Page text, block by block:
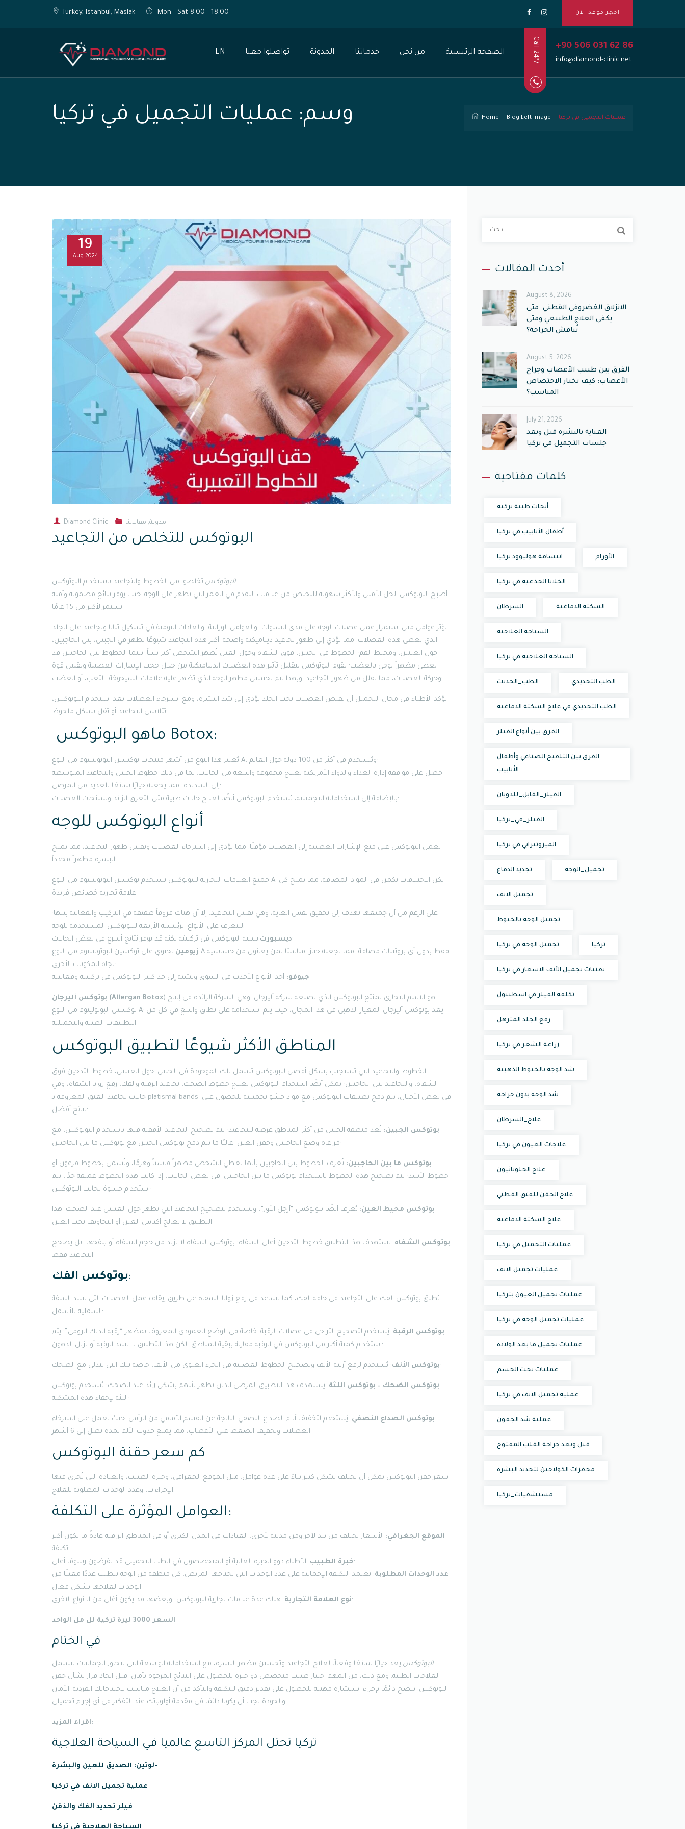
Turkey, Istanbul, Maslak Mon - Sat 8.00 - 18.00 احجز موعد الآن
Call 24*7 +90 506 031 62 86
info@diamond-clinic.net
EN تواصلوا معنا المدونة خدماتنا من نحن الصفحة الرئيسية
وسم: عمليات التجميل في تركيا Home Blog Left Image عمليات التجميل في تركيا
19
Aug 2024
Diamond Clinic مدونة, مقالاتنا
البوتوكس للتخلص من التجاعيد
البوتوكس:تخلصوا من الخطوط والتجاعيد باستخدام البوتوكس
أصبح البوتوكس الحل الأمثل والأكثر سهولة للتخلص من علامات التقدم في العمر التي تظهر على الوجه. حيث يوفر نتائج مضمونة وآمنة
تستمر لأكثر من 15 عامًا·
تؤثر عوامل مثل استمرار عمل عضلات الوجه على مدى السنوات، والعوامل الوراثية، والعادات اليومية في تشكيل ثنايا وتجاعيد على الجلد
الذي يغطي هذه العضلات. مما يؤدي إلى ظهور تجاعيد ديناميكية واضحة· أكثر هذه التجاعيد شيوعًا تظهر في الجبين، بين الحاجبين،
حول العينين، ومحيط الفم· الخطوط في الجبين، فوق الشفاه وحول العين تُظهر الشخص أكبر سناً. بينما الخطوط بين الحاجبين قد
تعطي مظهراً يوحي بالغضب· يقوم البوتوكس بتقليل تأثير هذه العضلات الديناميكية من خلال حجب الإشارات العصبية وتقليل قوة
وحركة العضلات، مما يقلل من ظهور التجاعيد. وبهذا يتم تحسين مظهر الوجه الذي تظهر عليه علامات الشيخوخة، التعب، أو الغضب·
يؤكد الأطباء في مجال التجميل أن تقلص العضلات تحت الجلد يؤدي إلى شد البشرة، ومع استرخاء العضلات بعد استخدام البوتوكس،
تتلاشى التجاعيد أو تقل بشكل ملحوظ·
ماهو البوتوكس Botox:
يُعتبر هذا النوع من أشهر منتجات توكسين البوتولينيوم من النوع A، ويُستخدم في أكثر من 100 دولة حول العالم·
حصل على موافقة إدارة الغذاء والدواء الأمريكية لعلاج مجموعة واسعة من الحالات. بما في ذلك خطوط الجبين والتجاعيد المتوسطة
إلى الشديدة، مما يجعله خيارًا شائعًا للعديد من المرضى·
بالإضافة إلى استخداماته التجميلية، يُستخدم البوتوكس أيضًا لعلاج حالات طبية مثل التعرق الزائد وتشنجات العضلات·
أنواع البوتوكس للوجه
يعمل البوتوكس على منع الإشارات العصبية إلى العضلات مؤقتًا. مما يؤدي إلى استرخاء العضلات وتقليل ظهور التجاعيد، مما يمنح
البشرة مظهراً مجدداً·
جميع العلامات التجارية للبوتوكس تستخدم توكسين البوتولينيوم من النوع A. لكن الاختلافات تكمن في المواد المضافة، مما يمنح كل
علامة تجارية خصائص فريدة·
على الرغم من أن جميعها تهدف إلى تحقيق نفس الغاية، وهي تقليل التجاعيد. إلا أن هناك فروقاً طفيفة في التركيب والفعالية بينها·
لنتعرف على الأنواع الرئيسية الأربعة للبوتوكس المستخدمة للوجه:
ديسبورت:يشبه البوتوكس في تركيبته لكنه قد يوفر نتائج أسرع في بعض الحالات·
زيومين:يحتوي على توكسين البوتولينيوم من النوع A فقط بدون أي بروتينات مضافة، مما يجعله خيارًا مناسبًا لمن يعانون من حساسية
تجاه المكونات الأخرى·
جيوفو:أحد الأنواع الأحدث في السوق ويشبه إلى حد كبير البوتوكس في تركيبته وفعاليته·
بوتوكس أليرجان (Allergan Botox) هو الاسم التجاري لمنتج البوتوكس الذي تصنعه شركة أليرجان. وهي الشركة الرائدة في إنتاج
توكسين البوتولينوم من النوع A· يعد بوتوكس أليرجان المعيار الذهبي في هذا المجال، حيث يتم استخدامه على نطاق واسع في كل من
التطبيقات الطبية والتجميلية·
المناطق الأكثر شيوعًا لتطبيق البوتوكس
الخطوط والتجاعيد التي تستجيب بشكل أفضل للبوتوكس تشمل تلك الموجودة في الجبين. حول العينين، خطوط التدخين فوق
الشفاه، والتجاعيد بين الحاجبين· يمكن أيضًا استخدام البوتوكس لعلاج خطوط الضحك، تجاعيد الرقبة والفك، رفع زوايا الشفاه، وفي
حالات تجاعيد العنق المعروفة بـ platismal bands· في بعض الأحيان، يتم دمج تطبيقات البوتوكس مع مواد حشو تجميلية للحصول على
نتائج أفضل·
بوتوكس الجبين: تُعد منطقة الجبين من أكثر المناطق عرضة للتجاعيد· يتم تصحيح التجاعيد الأفقية فيها باستخدام البوتوكس، مع
مراعاة وضع الحاجبين وجفن العين· غالبًا ما يتم دمج بوتوكس الجبين مع بوتوكس ما بين الحاجبين·
بوتوكس ما بين الحاجبين: تُعرف الخطوط بين الحاجبين بأنها تعطي الشخص مظهراً قاسياً وهرمًا، وتُسمى بخطوط فرعون أو
خطوط الأسد· يتم تصحيح هذه الخطوط باستخدام بوتوكس ما بين الحاجبين· في بعض الحالات، إذا كانت هذه الخطوط عميقة جدًا، يتم
استخدام حشوة بجانب البوتوكس·
بوتوكس محيط العين: يُعرف أيضًا ببوتوكس “أرجل الأوز”، ويستخدم لتصحيح التجاعيد التي تظهر حول العينين عند الضحك· هذا
التطبيق لا يعالج أكياس العين أو التجاويف تحت العين·
بوتوكس الشفاه: يستهدف هذا التطبيق خطوط التدخين أعلى الشفاه· بوتوكس الشفاه لا يزيد من حجم الشفاه أو ينفخها، بل يصحح
التجاعيد فقط·
بوتوكس الفك:
يُطبق بوتوكس الفك على التجاعيد في حافة الفك، كما يساعد في رفع زوايا الشفاه عن طريق إيقاف عمل العضلات التي تشد الشفة
السفلية للأسفل·
بوتوكس الرقبة: يُستخدم لتصحيح التراخي في عضلات الرقبة. خاصة في الوضع العمودي المعروف بمظهر “رقبة الديك الرومي”· يتم
استخدام كمية أكبر من البوتوكس في الرقبة مقارنة ببقية المناطق، لكن هذا التطبيق لا يشد الرقبة أو يزيل الدهون·
بوتوكس الأنف: يُستخدم لرفع أرنبة الأنف وتصحيح الخطوط العضلية في الجزء العلوي من الأنف، خاصة تلك التي تتدلى مع الضحك·
بوتوكس الضحك – بوتوكس اللثة: يستهدف هذا التطبيق المرضى الذين تظهر لثتهم بشكل زائد عند الضحك· يُستخدم بوتوكس
اللثة لإخفاء هذه المشكلة·
بوتوكس الصداع النصفي: يُستخدم لتخفيف آلام الصداع النصفي الناتجة عن القسم الأمامي من الرأس. حيث يعمل على استرخاء
العضلات وتخفيف الضغط على الأعصاب، مما يمنع حدوث الألم لمدة تصل إلى 6 أشهر·
كم سعر حقنة البوتوكس
سعر حقن البوتوكس يمكن أن يختلف بشكل كبير بناءً على عدة عوامل. مثل الموقع الجغرافي، وخبرة الطبيب، والعيادة التي تُجرى فيها
الإجراءات، وعدد الوحدات المطلوبة للعلاج.
العوامل المؤثرة على التكلفة:
الموقع الجغرافي: الأسعار تختلف من بلد لآخر ومن مدينة لأخرى. العيادات في المدن الكبرى أو في المناطق الراقية عادةً ما تكون أكثر
تكلفة·
خبرة الطبيب: الأطباء ذوو الخبرة العالية أو المتخصصون في الطب التجميلي قد يفرضون رسومًا أعلى·
عدد الوحدات المطلوبة: تعتمد التكلفة الإجمالية على عدد الوحدات التي يحتاجها المريض. كل منطقة من الوجه تتطلب عددًا معينًا من
الوحدات لعلاجها بشكل فعال·
نوع العلامة التجارية: هناك عدة علامات تجارية للبوتوكس، وبعضها قد يكون أغلى من الانواع الاخرى·
السعر 3000 ليرة تركية لل مل الواحد
في الختام
البوتوكس:يعد خيارًا شائعًا وفعالًا لعلاج التجاعيد وتحسين مظهر البشرة، مع استخداماته الواسعة التي تتجاوز الجماليات لتشمل
العلاجات الطبية. ومع ذلك، من المهم اختيار طبيب متخصص ذو خبرة للحصول على النتائج المرجوة بأمان· قبل اتخاذ قرار بشأن حقن
البوتوكس. ينصح دائمًا بإجراء استشارة مهنية للحصول على تقدير دقيق للتكلفة والتأكد من أن العلاج مناسب لاحتياجاتك الفردية. الأمان
والجودة يجب أن يكونا دائمًا في مقدمة أولوياتك عند التفكير في أي إجراء تجميلي·
اقراء المزيد:
تركيا تحتل المركز التاسع عالميا في السياحة العلاجية
لوتين: الصديق للعين والبشرة-
عملية تجميل الانف في تركيا
فيلر تحديد الفك والذقن
السياحة العلاجية في تركيا
ن
أحدث المقالات
August 8, 2026
الانزلاق الغضروفي القطني: متى
يكفي العلاج الطبيعي ومتى
تُناقش الجراحة؟
August 5, 2026
الفرق بين طبيب الأعصاب وجراح
الأعصاب: كيف تختار الاختصاص
المناسب؟
July 21, 2026
العناية بالبشرة قبل وبعد
جلسات التجميل في تركيا
كلمات مفتاحية
أبحاث طبية تركية
أطفال الأنابيب في تركيا
ابتسامة هوليوود تركيا الأورام
الخلايا الجذعية في تركيا
السرطان السكتة الدماغية
السياحة العلاجية
السياحة العلاجية في تركيا
الطب_الحديث الطب التجديدي
الطب التجديدي في علاج السكتة الدماغية
الفرق بين أنواع الفيلر
الفرق بين التلقيح الصناعي وأطفال
الأنابيب
الفيلر_القابل_للذوبان
الفيلر_في_تركيا
الميزوثيرابي في تركيا
تجديد الدماغ تجميل_الوجه
تجميل الانف
تجميل الوجه بالخيوط
تجميل الوجه في تركيا تركيا
تقنيات تجميل الأنف الاسعار في تركيا
تكلفة الفيلر في اسطنبول
رفع الجلد المترهل
زراعة الشعر في تركيا
شد الوجه بالخيوط الذهبية
شد الوجه بدون جراحة
علاج_السرطان
علاجات العيون في تركيا
علاج الجلوتاثيون
علاج الحقن للفتق القطني
علاج السكتة الدماغية
عمليات التجميل في تركيا
عمليات تجميل الانف
عمليات تجميل العيون بتركيا
عمليات تجميل الوجه في تركيا
عمليات تجميل ما بعد الولادة
عمليات نحت الجسم
عملية تجميل الانف في تركيا
عملية شد الجفون
قبل وبعد جراحة القلب المفتوح
محفزات الكولاجين لتجديد البشرة
مستشفيات_تركيا